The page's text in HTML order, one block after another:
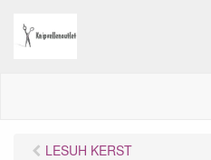
LESUH KERST